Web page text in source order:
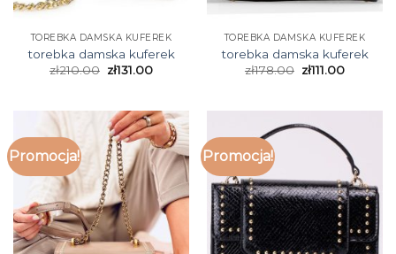
TOREBKA DAMSKA KUFEREK
torebka damska kuferek
zł210.00 zł131.00
TOREBKA DAMSKA KUFEREK
torebka damska kuferek
zł178.00 zł111.00
Promocja! Promocja!